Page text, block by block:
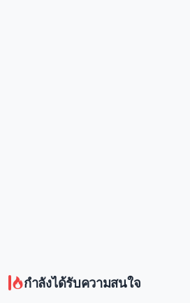
กำลังได้รับความสนใจ